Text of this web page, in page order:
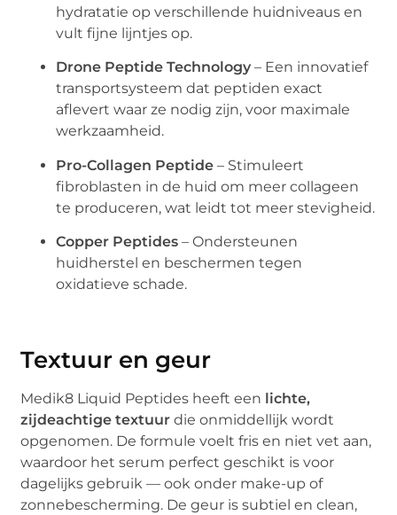
hydratatie op verschillende huidniveaus en
vult fijne lijntjes op.
Drone Peptide Technology – Een innovatief
transportsysteem dat peptiden exact
aflevert waar ze nodig zijn, voor maximale
werkzaamheid.
Pro-Collagen Peptide – Stimuleert
fibroblasten in de huid om meer collageen
te produceren, wat leidt tot meer stevigheid.
Copper Peptides – Ondersteunen
huidherstel en beschermen tegen
oxidatieve schade.
Textuur en geur
Medik8 Liquid Peptides heeft een lichte,
zijdeachtige textuur die onmiddellijk wordt
opgenomen. De formule voelt fris en niet vet aan,
waardoor het serum perfect geschikt is voor
dagelijks gebruik — ook onder make-up of
zonnebescherming. De geur is subtiel en clean,